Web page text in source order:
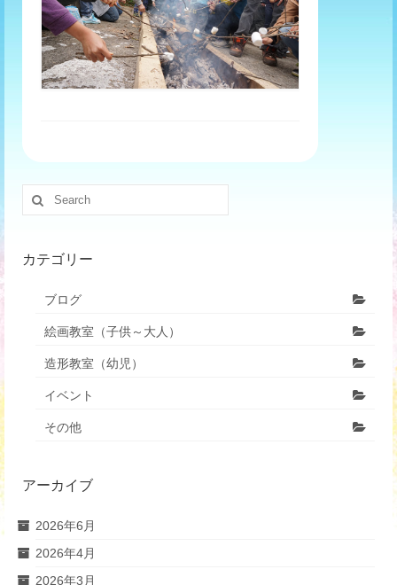
カテゴリー
ブログ
絵画教室（子供～大人）
造形教室（幼児）
イベント
その他
アーカイブ
2026年6月
2026年4月
2026年3月